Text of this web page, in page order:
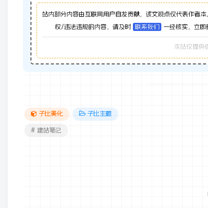
站内部分内容由互联网用户自发贡献，该文观点仅代表作者
权/违法违规的内容，请及时 联系我们 一经核实，立即
本站仅提供
子比美化 子比主题
# 建站笔记